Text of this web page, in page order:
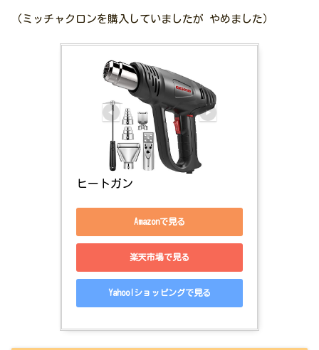
（ミッチャクロンを購入していましたが やめました）
ヒートガン
Amazonで見る
楽天市場で見る
Yahoo!ショッピングで見る